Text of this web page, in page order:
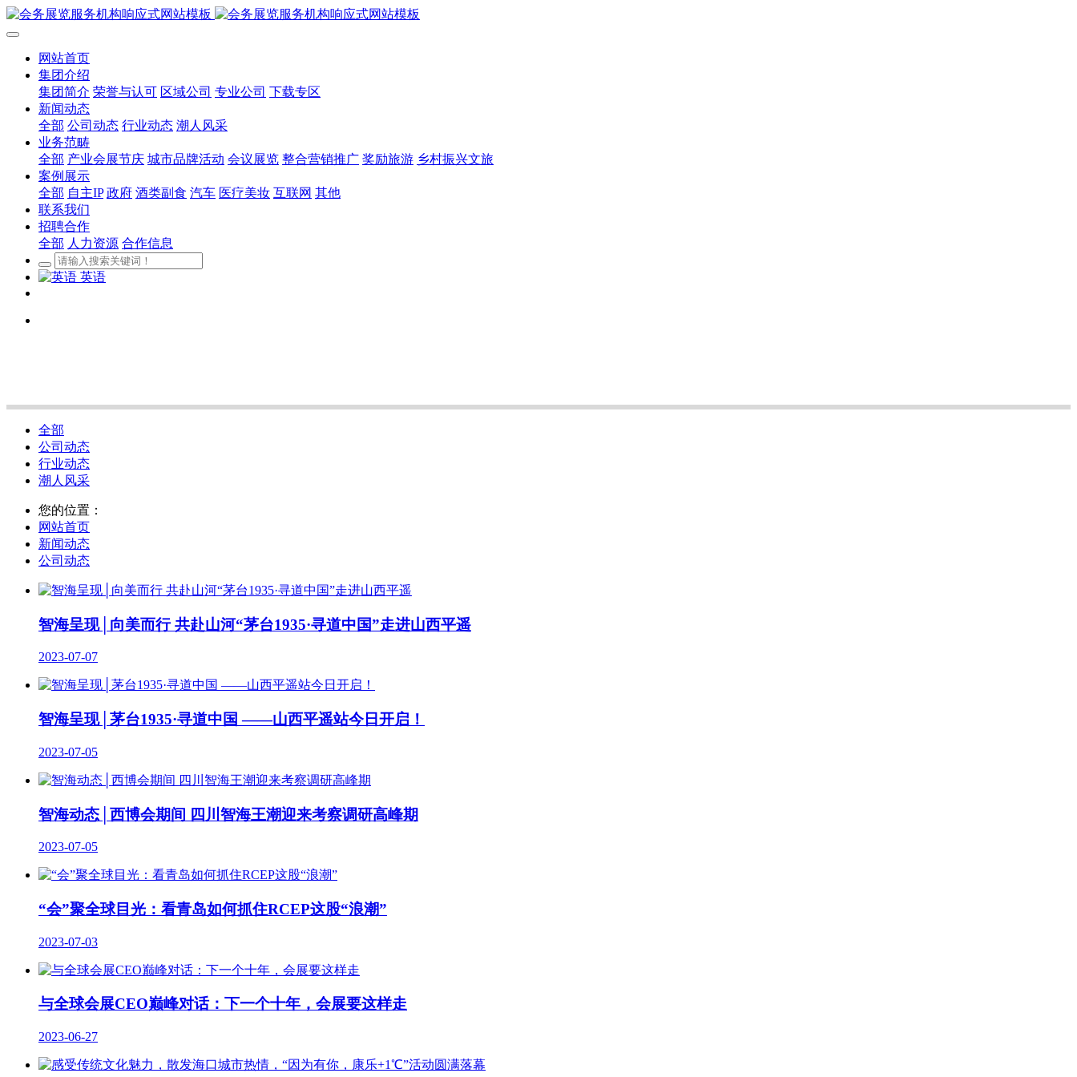
网站首页
集团介绍
集团简介 荣誉与认可 区域公司 专业公司 下载专区
新闻动态
全部 公司动态 行业动态 潮人风采
业务范畴
全部 产业会展节庆 城市品牌活动 会议展览 整合营销推广 奖励旅游 乡村振兴文旅
案例展示
全部 自主IP 政府 酒类副食 汽车 医疗美妆 互联网 其他
联系我们
招聘合作
全部 人力资源 合作信息
英语
全部
公司动态
行业动态
潮人风采
您的位置：
网站首页
新闻动态
公司动态
智海呈现│向美而行 共赴山河“茅台1935·寻道中国”走进山西平遥
2023-07-07
智海呈现│茅台1935·寻道中国 ——山西平遥站今日开启！
2023-07-05
智海动态│西博会期间 四川智海王潮迎来考察调研高峰期
2023-07-05
“会”聚全球目光：看青岛如何抓住RCEP这股“浪潮”
2023-07-03
与全球会展CEO巅峰对话：下一个十年，会展要这样走
2023-06-27